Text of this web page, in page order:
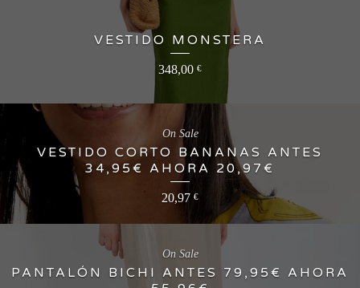
VESTIDO MONSTERA
348,00 €
VESTIDO CORTO BANANAS ANTES
34,95€ AHORA 20,97€
20,97 €
On Sale
PANTALÓN BICHI ANTES 79,95€ AHORA
On Sale